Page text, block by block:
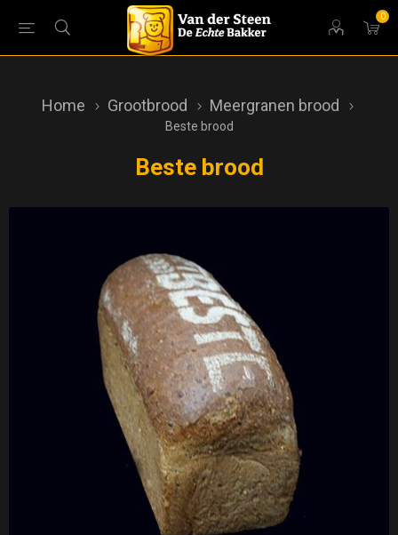
0
Home Grootbrood Meergranen brood
Beste brood
Beste brood